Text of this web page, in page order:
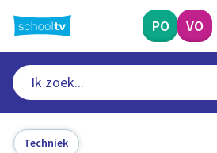
naar
hoofdinhoud
PO VO
Techniek